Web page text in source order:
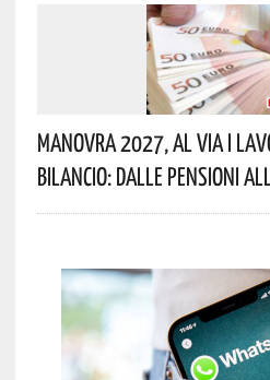
Manovra 2027, Al Via I
Bilancio: Dalle Pensioni